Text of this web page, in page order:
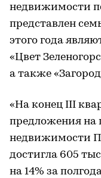
недвижимости
представлен
этого года
«Цвет
а также
«На конец III
предложения на
недвижимости
достигла 605
на 14% за